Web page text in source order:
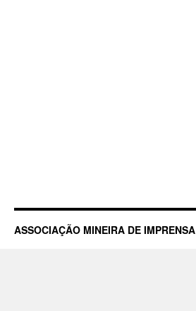
ASSOCIAÇÃO MINEIRA DE IMPRENSA